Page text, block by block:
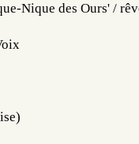
Nique des Ours' /